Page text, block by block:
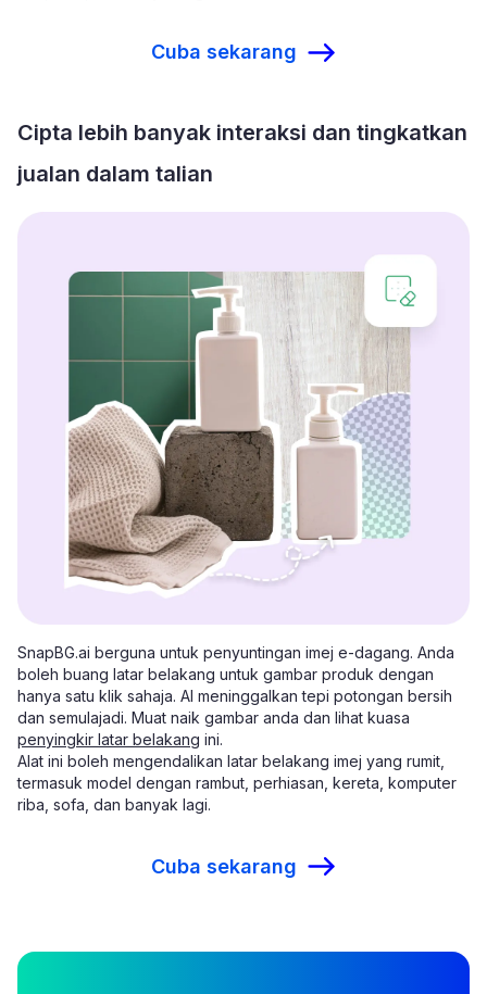
Cuba sekarang
Cipta lebih banyak interaksi dan tingkatkan
jualan dalam talian
SnapBG.ai berguna untuk penyuntingan imej e-dagang. Anda
boleh buang latar belakang untuk gambar produk dengan
hanya satu klik sahaja. AI meninggalkan tepi potongan bersih
dan semulajadi. Muat naik gambar anda dan lihat kuasa
penyingkir latar belakang ini.
Alat ini boleh mengendalikan latar belakang imej yang rumit,
termasuk model dengan rambut, perhiasan, kereta, komputer
riba, sofa, dan banyak lagi.
Cuba sekarang